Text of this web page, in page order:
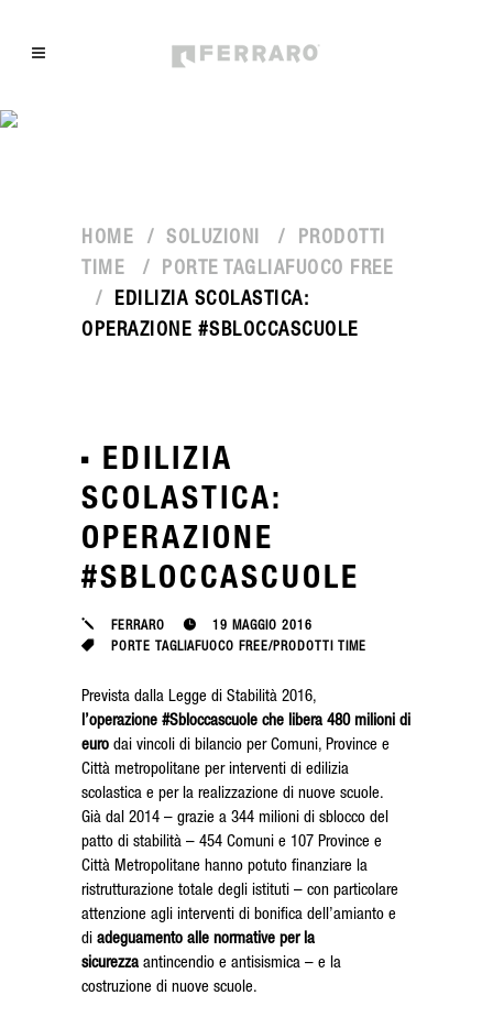
HOME / SOLUZIONI /
PRODOTTI
TIME
/
PORTE TAGLIAFUOCO FREE
/
EDILIZIA SCOLASTICA:
OPERAZIONE #SBLOCCASCUOLE
EDILIZIA
SCOLASTICA:
OPERAZIONE
#SBLOCCASCUOLE
FERRARO
19 MAGGIO 2016
PORTE TAGLIAFUOCO FREE/PRODOTTI TIME
Prevista dalla Legge di Stabilità 2016,
l’operazione #Sbloccascuole che libera 480 milioni di
euro dai vincoli di bilancio per Comuni, Province e
Città metropolitane per interventi di edilizia
scolastica e per la realizzazione di nuove scuole.
Già dal 2014 – grazie a 344 milioni di sblocco del
patto di stabilità – 454 Comuni e 107 Province e
Città Metropolitane hanno potuto finanziare la
ristrutturazione totale degli istituti – con particolare
attenzione agli interventi di bonifica dell’amianto e
di adeguamento alle normative per la
sicurezza antincendio e antisismica – e la
costruzione di nuove scuole.